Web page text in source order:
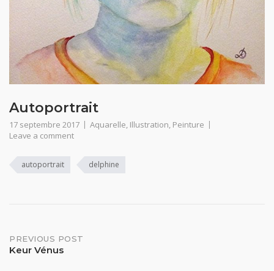
Autoportrait
17 septembre 2017 Aquarelle, Illustration, Peinture
Leave a comment
autoportrait delphine
Post
PREVIOUS POST
Keur Vénus